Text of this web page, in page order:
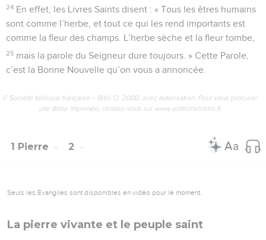
24 En effet, les Livres Saints disent : « Tous les êtres humains
sont comme l’herbe, et tout ce qui les rend importants est
comme la fleur des champs. L’herbe sèche et la fleur tombe,
25 mais la parole du Seigneur dure toujours. » Cette Parole,
c’est la Bonne Nouvelle qu’on vous a annoncée.
© Société biblique française – Bibli’O, 2000, avec autorisation. Pour vous procurer
une Bible imprimée, rendez-vous sur www.editionsbiblio.fr
1 Pierre 2
Seuls les Évangiles sont disponibles en vidéo pour le moment.
La pierre vivante et le peuple saint